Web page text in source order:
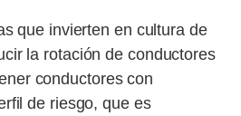
que invierten en cultura de
la rotación de conductores
conductores con
de riesgo, que es